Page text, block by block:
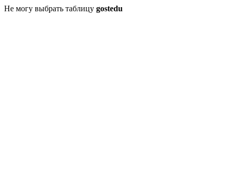
Не могу выбрать таблицу gostedu